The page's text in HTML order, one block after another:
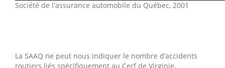
Société de l'assurance automobile du Québec, 2001
La SAAQ ne peut nous indiquer le nombre d’accidents
routiers liés spécifiquement au Cerf de Virginie.